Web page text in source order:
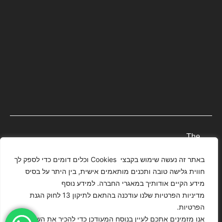
באתר זה נעשה שימוש בקבצי Cookies וכלים דומים כדי לספק לך
חווית גלישה טובה ותכנים מותאמים אישית, בין היתר על בסיס
מידע הקיים אודותיך במאגרי החברה. למידע נוסף
מדיניות הפרטיות שלנו עודכנה בהתאם לתיקון 13 לחוק הגנת
הפרטיות.
אנו מזמינים אתכם לעיין בנוסח המעודכן כדי להכיר את השינויים
The
Presented
On This
Website
Have
Been
Digitally
T4YOU
MODELS
ISRAEL –
כל הזכויות
לסוכנות
הפרטיות
נגישות